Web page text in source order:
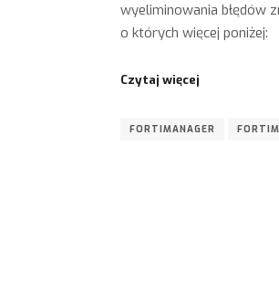
wyeliminowania błędów
o których więcej poniżej:
Czytaj więcej
FORTIMANAGER